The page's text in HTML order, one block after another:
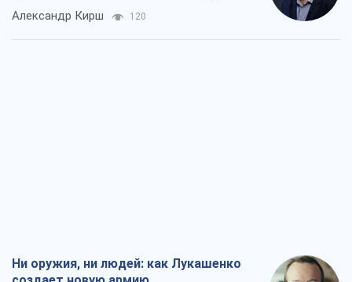
Александр Кирш 120
Ни оружия, ни людей: как Лукашенко